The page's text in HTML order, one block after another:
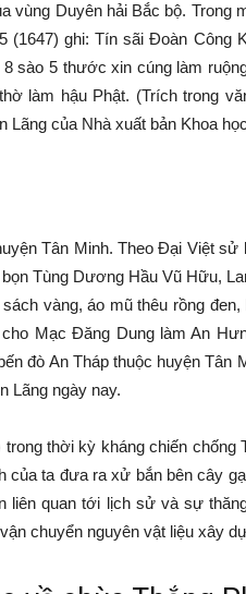
vùng Duyên hải Bắc bộ. Trong
(1647) ghi: Tín sãi Đoàn Công
sào 5 thước xin cúng làm
làm hậu Phật. (Trích trong
Lãng của Nhà xuất bản Khoa
Tân Minh. Theo Đại Việt
bọn Tùng Dương Hầu Vũ Hữu,
vàng, áo mũ thêu rồng
Mạc Đăng Dung làm An
đò An Tháp thuộc huyện Tân
Lãng ngày nay.
thời kỳ kháng chiến
của ta đưa ra xử bắn bên cây
liên quan tới lịch sử và sự
chuyển nguyên vật liệu xây